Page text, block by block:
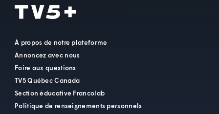
À propos de notre plateforme
Annoncez avec nous
Foire aux questions
TV5 Québec Canada
Section éducative Francolab
Politique de renseignements personnels